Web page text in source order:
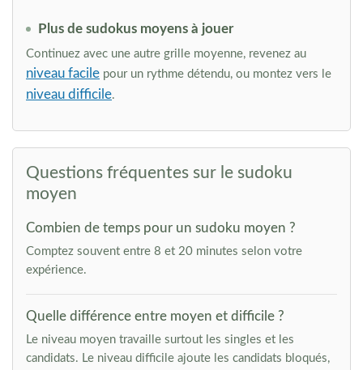
Plus de sudokus moyens à jouer
Continuez avec une autre grille moyenne, revenez au
niveau facile pour un rythme détendu, ou montez vers le
niveau difficile.
Questions fréquentes sur le sudoku
moyen
Combien de temps pour un sudoku moyen ?
Comptez souvent entre 8 et 20 minutes selon votre
expérience.
Quelle différence entre moyen et difficile ?
Le niveau moyen travaille surtout les singles et les
candidats. Le niveau difficile ajoute les candidats bloqués,